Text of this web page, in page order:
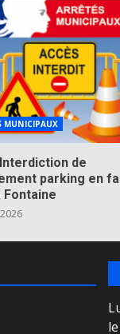
MUNICIPAUX
de
parking en
Fontaine